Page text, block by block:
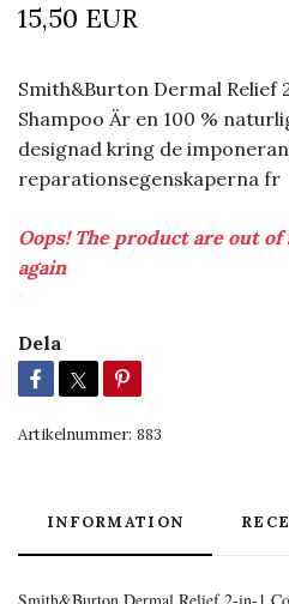
15,50 EUR
Smith&Burton Dermal Relief
Shampoo Är en 100 %
designad kring de
reparationsegenskaperna fr
Oops! The product are out
again
Dela
Artikelnummer: 883
INFORMATION